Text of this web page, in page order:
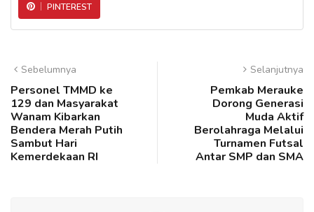
PINTEREST
Sebelumnya
Personel TMMD ke
129 dan Masyarakat
Wanam Kibarkan
Bendera Merah Putih
Sambut Hari
Kemerdekaan RI
Selanjutnya
Pemkab Merauke
Dorong Generasi
Muda Aktif
Berolahraga Melalui
Turnamen Futsal
Antar SMP dan SMA